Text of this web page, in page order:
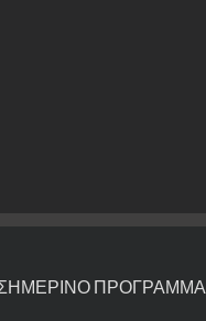
ΠΡΟΓΡΑΜΜΑ